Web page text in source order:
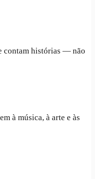
contam histórias — não
à música, à arte e às